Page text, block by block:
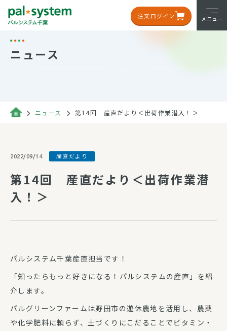
注文ログイン メニュー
ニュース
ニュース 第14回 産直だより＜出荷作業潜入！＞
2022/09/14 産直だより
第14回 産直だより＜出荷作業潜
入！＞
パルシステム千葉産直担当です！
「知ったらもっと好きになる！パルシステムの産直」を紹
介します。
パルグリーンファームは野田市の遊休農地を活用し、農薬
や化学肥料に頼らず、土づくりにこだることでビタミン・